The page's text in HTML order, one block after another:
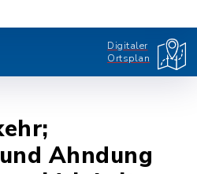
Digitaler
Ortsplan
Ahndung